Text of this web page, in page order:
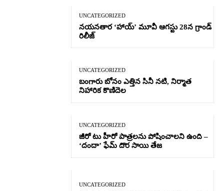
UNCATEGORIZED
నయనతార ‘హాయ్’ మూవీ ఆగస్టు 28న గ్రాండ్
రిలీజ్
UNCATEGORIZED
బంగారు బోనం ఎత్తిన సినీ నటి, నిర్మాత
నిహారిక కొణిదెల
UNCATEGORIZED
జీరో టు హీరో పాత్రలను పోషించాలని ఉంది –
‘దందా’ ఫేమ్ దొర సాయి తేజ
UNCATEGORIZED